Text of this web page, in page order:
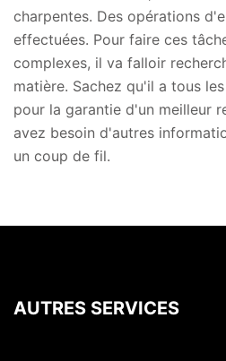
charpentes. Des opérations
effectuées. Pour faire ces
complexes, il va falloir
matière. Sachez qu'il a tous
pour la garantie d'un meilleur
avez besoin d'autres
un coup de fil.
AUTRES SERVICES